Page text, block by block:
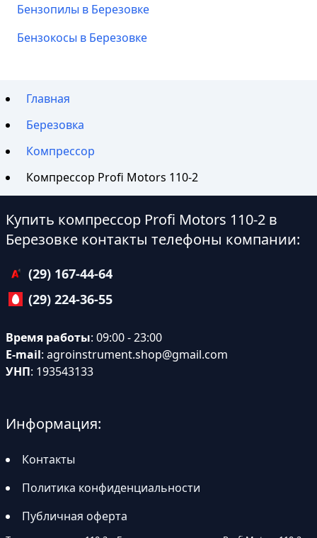
Бензопилы в Березовке
Бензокосы в Березовке
Главная
Березовка
Компрессор
Компрессор Profi Motors 110-2
Купить компрессор Profi Motors 110-2 в
Березовке контакты телефоны компании:
(29) 167-44-64
(29) 224-36-55
Время работы: 09:00 - 23:00
E-mail: agroinstrument.shop@gmail.com
УНП: 193543133
Информация:
Контакты
Политика конфиденциальности
Публичная оферта